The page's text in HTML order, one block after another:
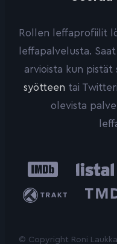
Rollen leffaprofiilit
leffapalvelusta.
arvioista kun pistät
syötteen tai
olevista
IMDb Listal
Trakt
© Copyright Roni